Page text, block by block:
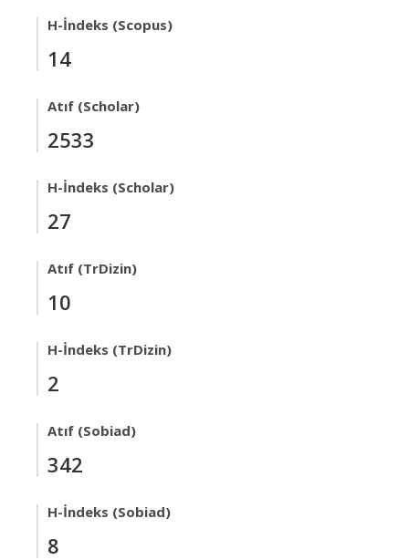
H-İndeks (Scopus)
14
Atıf (Scholar)
2533
H-İndeks (Scholar)
27
Atıf (TrDizin)
10
H-İndeks (TrDizin)
2
Atıf (Sobiad)
342
H-İndeks (Sobiad)
8